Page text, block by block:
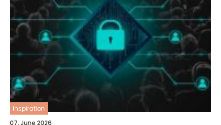
inspiration
07. June 2026